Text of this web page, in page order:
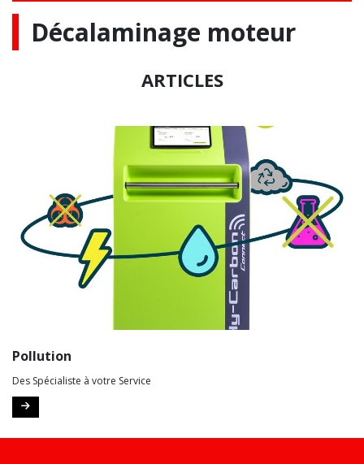
Décalaminage moteur
ARTICLES
Pollution
Des Spécialiste à votre Service